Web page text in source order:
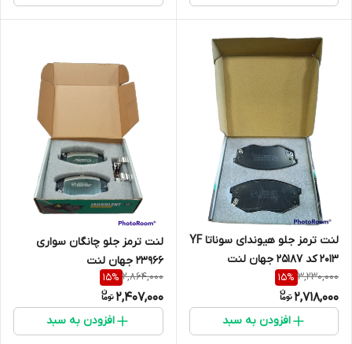
لنت ترمز جلو هیوندای سوناتا YF
2013 کد 25187 جهان لنت
3,230,000
15%
2,718,000
افزودن به سبد
لنت ترمز جلو چانگان سواری
23966 جهان لنت
2,864,000
15%
2,407,000
افزودن به سبد